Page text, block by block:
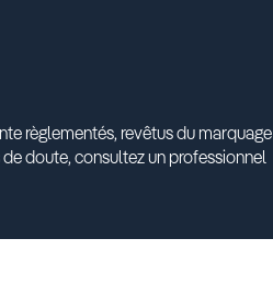
règlementés, revêtus du marquage
doute, consultez un professionnel